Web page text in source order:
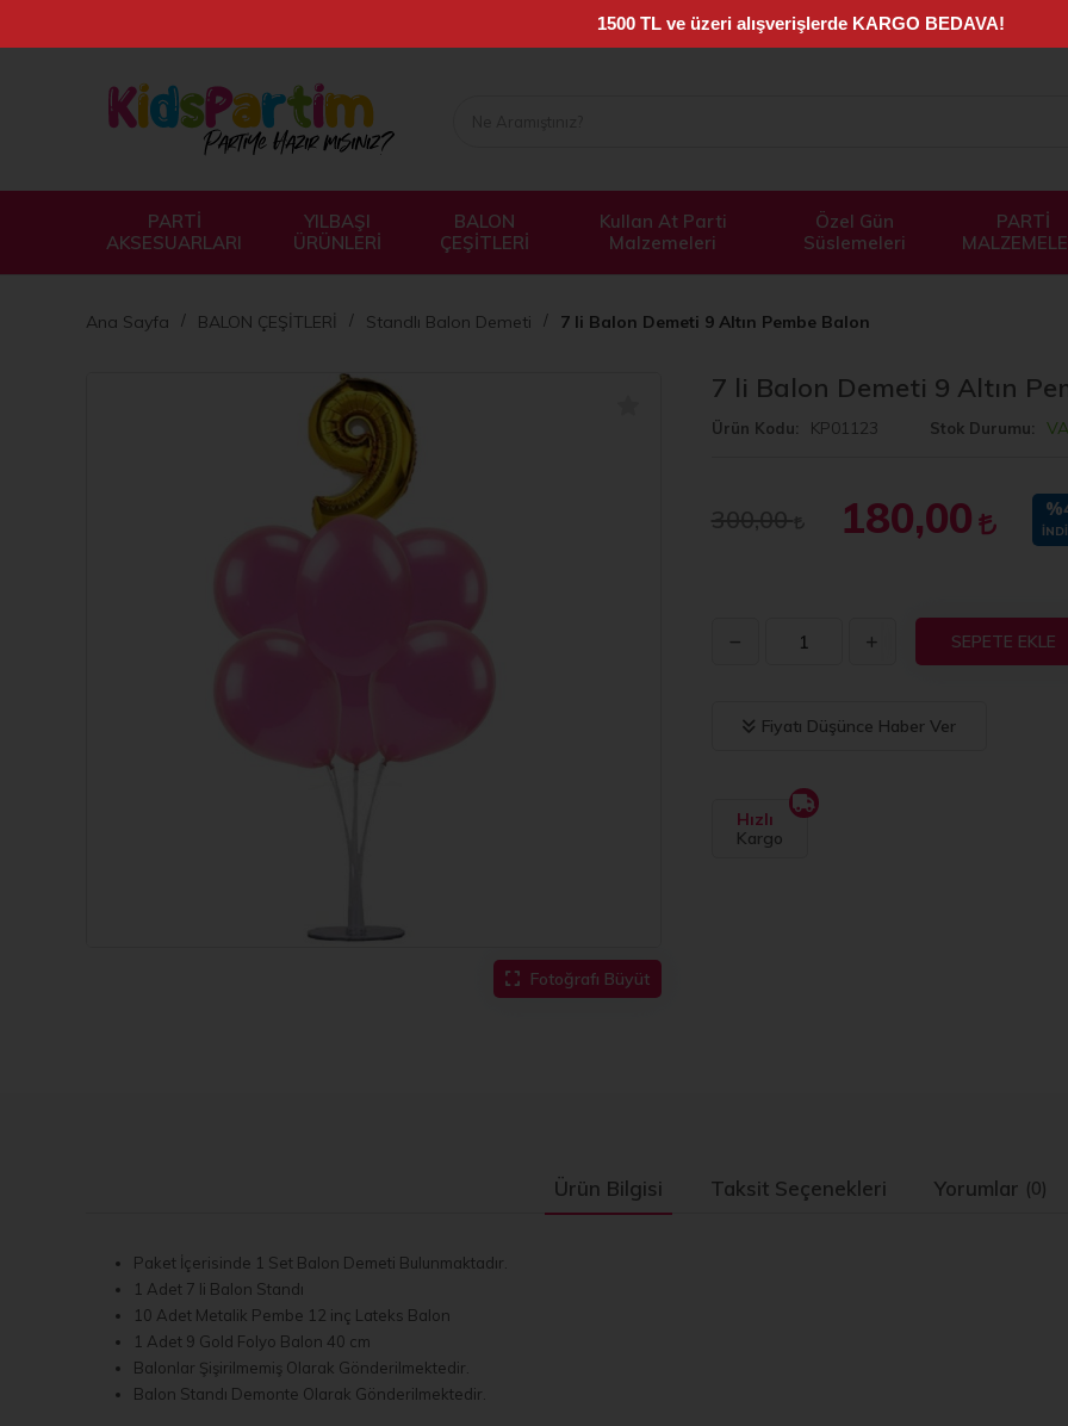
PARTİ
AKSESUARLARI
YILBAŞI
ÜRÜNLERİ
BALON
ÇEŞİTLERİ
Kullan At Parti
Malzemeleri
Özel Gün
Süslemeleri
PARTİ
Ana Sayfa BALON ÇEŞİTLERİ Standlı Balon Demeti 7 li Balon Demeti 9 Altın Pembe Balon
Fotoğrafı Büyüt
7 li Balon Demeti 9 Altın
Ürün Kodu KP01123 Stok Durumu
300,00 180,00
SEPETE EKLE
Fiyatı Düşünce Haber Ver
Hızlı
Kargo
Ürün Bilgisi Taksit Seçenekleri Yorumlar (0)
Paket İçerisinde 1 Set Balon Demeti Bulunmaktadır.
1 Adet 7 li Balon Standı
10 Adet Metalik Pembe 12 inç Lateks Balon
1 Adet 9 Gold Folyo Balon 40 cm
Balonlar Şişirilmemiş Olarak Gönderilmektedir.
Balon Standı Demonte Olarak Gönderilmektedir.